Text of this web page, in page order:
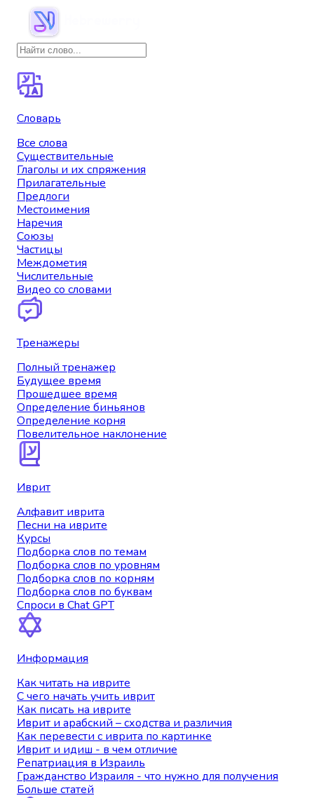
Словарь
Все слова
Существительные
Глаголы и их спряжения
Прилагательные
Предлоги
Местоимения
Наречия
Союзы
Частицы
Междометия
Числительные
Видео со словами
Тренажеры
Полный тренажер
Будущее время
Прошедшее время
Определение биньянов
Определение корня
Повелительное наклонение
Иврит
Алфавит иврита
Песни на иврите
Курсы
Подборка слов по темам
Подборка слов по уровням
Подборка слов по корням
Подборка слов по буквам
Спроси в Chat GPT
Информация
Как читать на иврите
С чего начать учить иврит
Как писать на иврите
Иврит и арабский – сходства и различия
Как перевести с иврита по картинке
Иврит и идиш - в чем отличие
Репатриация в Израиль
Гражданство Израиля - что нужно для получения
Больше статей